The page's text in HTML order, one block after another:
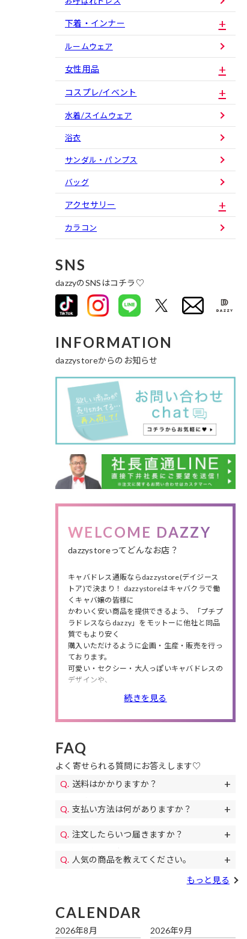
下着・インナー
ルームウェア
女性用品
コスプレ/イベント
水着/スイムウェア
浴衣
サンダル・パンプス
バッグ
アクセサリー
カラコン
SNS
dazzyのSNSはコチラ♡
INFORMATION
dazzystoreからのお知らせ
WELCOME DAZZY
dazzystoreってどんなお店？
キャバドレス通販ならdazzystore(デイジース
トア)で決まり！ dazzystoreはキャバクラで働
くキャバ嬢の皆様に
かわいく安い商品を提供できるよう、「プチプ
ラドレスならdazzy」をモットーに他社と同品
質でもより安く
購入いただけるように企画・生産・販売を行っ
ております。
可愛い・セクシー・大人っぽいキャバドレスの
デザインや、
私服や同伴で使えるワンピースも多数取り扱っ
シチュエーションやニーズによってドレスが選
べます。
お得なクーポンも配布!下着やアクセサリー、
土日祝日も午後遅くまで当日発送しており
すぐにお届けします。
続きを見る
FAQ
よく寄せられる質問にお答えします♡
送料はかかりますか？
11,000円(税込)以上のご注文で送料無料
になります。毎月イベントで送料無料の
日もあります。
支払い方法は何がありますか？
ャリア決済、RPay(楽天Pay)、NP後払
い、Paidyがご利用いただけます。
注文したらいつ届きますか？
祝日は15時までのご注文を原則として当
日発送いたします。地域ごとにお届け迄
い。
人気の商品を教えてください。
デイジーストアで人気の商品はこちらの
もっと見る
CALENDAR
2026年8月 2026年9月